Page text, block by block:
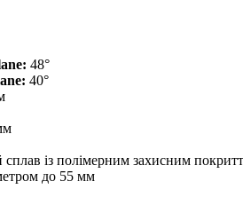
48°
40°
сплав із полімерним захисним
до 55 мм